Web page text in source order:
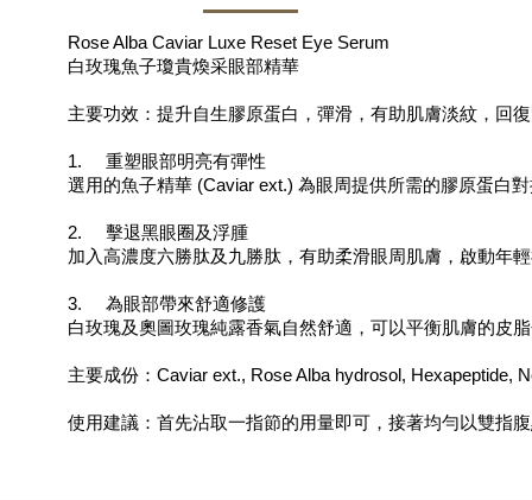
Rose Alba Caviar Luxe Reset Eye Serum
白玫瑰魚子瓊貴煥采眼部精華
主要功效：提升自生膠原蛋白，彈滑，有助肌膚淡紋，回
1.     重塑眼部明亮有彈性
選用的魚子精華 (Caviar ext.) 為眼周提供所需的膠原蛋白
2.     擊退黑眼圈及浮腫
加入高濃度六勝肽及九勝肽，有助柔滑眼周肌膚，啟動年
3.     為眼部帶來舒適修護
白玫瑰及奧圖玫瑰純露香氣自然舒適，可以平衡肌膚的皮
主要成份：Caviar ext., Rose Alba hydrosol,
使用建議：首先沾取一指節的用量即可，接著均勻以雙指